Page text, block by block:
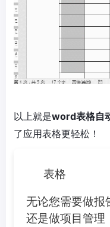
以上就是word表格自
了应用表格更轻松！
表格
无论您需要做报
还是做项目管理